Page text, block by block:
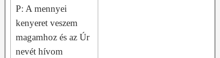
P: A mennyei
kenyeret veszem
magamhoz és az Úr
nevét hívom